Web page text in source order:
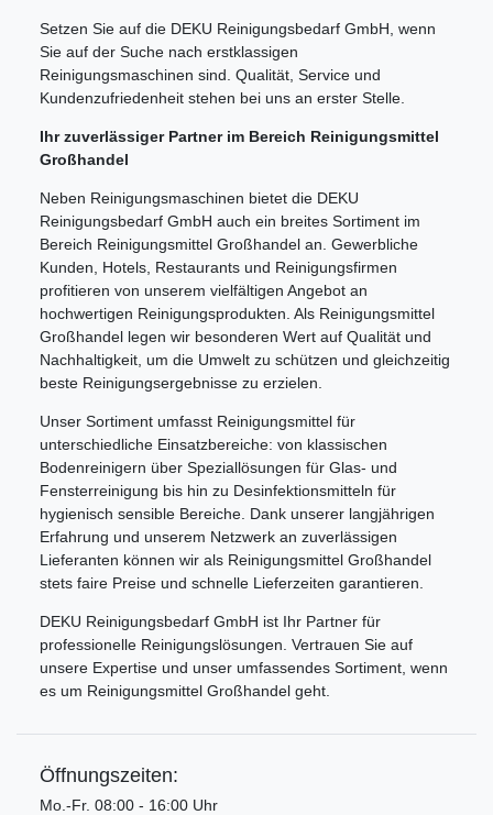
Setzen Sie auf die DEKU Reinigungsbedarf GmbH, wenn
Sie auf der Suche nach erstklassigen
Reinigungsmaschinen sind. Qualität, Service und
Kundenzufriedenheit stehen bei uns an erster Stelle.
Ihr zuverlässiger Partner im Bereich Reinigungsmittel
Großhandel
Neben Reinigungsmaschinen bietet die DEKU
Reinigungsbedarf GmbH auch ein breites Sortiment im
Bereich Reinigungsmittel Großhandel an. Gewerbliche
Kunden, Hotels, Restaurants und Reinigungsfirmen
profitieren von unserem vielfältigen Angebot an
hochwertigen Reinigungsprodukten. Als Reinigungsmittel
Großhandel legen wir besonderen Wert auf Qualität und
Nachhaltigkeit, um die Umwelt zu schützen und gleichzeitig
beste Reinigungsergebnisse zu erzielen.
Unser Sortiment umfasst Reinigungsmittel für
unterschiedliche Einsatzbereiche: von klassischen
Bodenreinigern über Speziallösungen für Glas- und
Fensterreinigung bis hin zu Desinfektionsmitteln für
hygienisch sensible Bereiche. Dank unserer langjährigen
Erfahrung und unserem Netzwerk an zuverlässigen
Lieferanten können wir als Reinigungsmittel Großhandel
stets faire Preise und schnelle Lieferzeiten garantieren.
DEKU Reinigungsbedarf GmbH ist Ihr Partner für
professionelle Reinigungslösungen. Vertrauen Sie auf
unsere Expertise und unser umfassendes Sortiment, wenn
es um Reinigungsmittel Großhandel geht.
Öffnungszeiten:
Mo.-Fr. 08:00 - 16:00 Uhr